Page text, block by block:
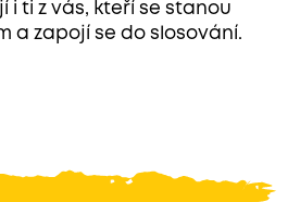
i ti z vás, kteří se stanou
a zapojí se do slosování.